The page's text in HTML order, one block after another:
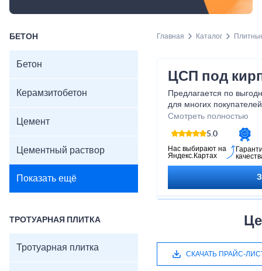
БЕТОН
Бетон
Керамзитобетон
Цемент
Цементный раствор
Показать ещё
ТРОТУАРНАЯ ПЛИТКА
Тротуарная плитка
Главная Каталог
ЦСП под
Предлагается по
для многих
покупке
Смотреть полностью
5.0
Нас выбирают на
Яндекс.Картах
СКАЧАТЬ ПРАЙС-